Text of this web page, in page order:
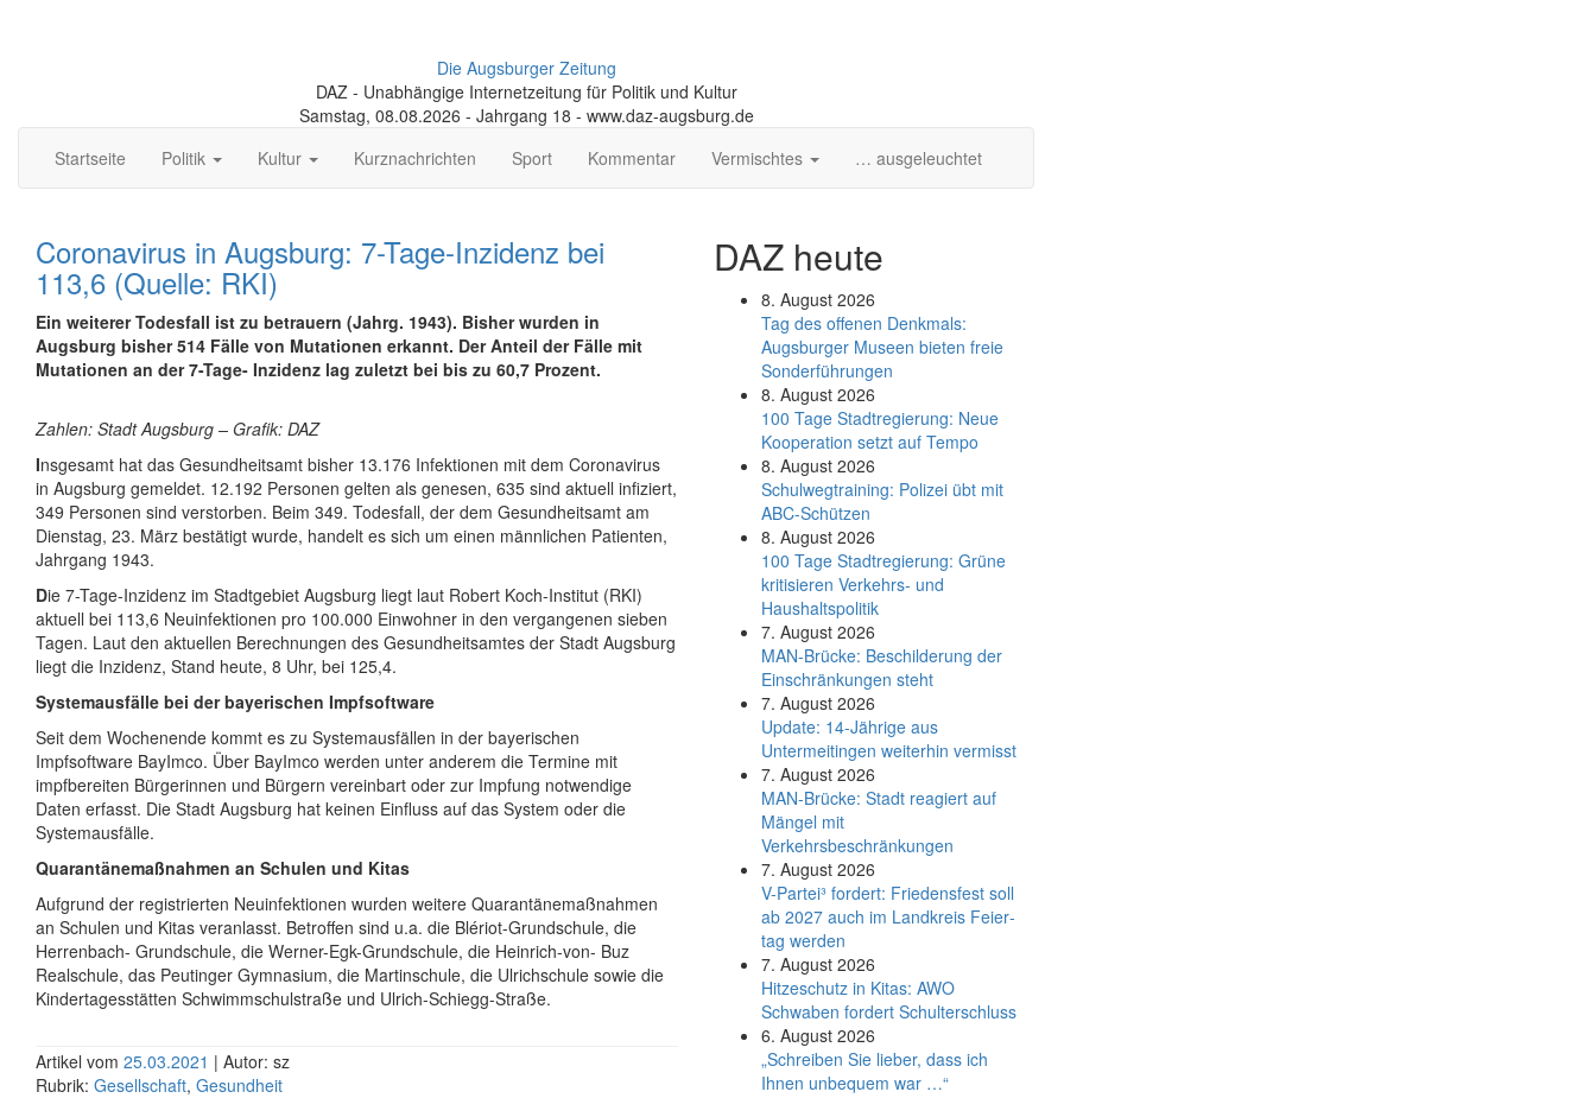
Die Augsburger Zeitung
DAZ - Unabhängige Internetzeitung für Politik und Kultur
Samstag, 08.08.2026 - Jahrgang 18 - www.daz-augsburg.de
Startseite
Politik Kultur Kurznachrichten Sport Kommentar Vermischtes … ausgeleuchtet
Coronavirus in Augsburg: 7-Tage-Inzidenz bei
113,6 (Quelle: RKI)
Ein weiterer Todesfall ist zu betrauern (Jahrg. 1943). Bisher wurden in
Augsburg bisher 514 Fälle von Mutationen erkannt. Der Anteil der Fälle mit
Mutationen an der 7-Tage- Inzidenz lag zuletzt bei bis zu 60,7 Prozent.
Zahlen: Stadt Augsburg – Grafik: DAZ
Insgesamt hat das Gesundheitsamt bisher 13.176 Infektionen mit dem Coronavirus
in Augsburg gemeldet. 12.192 Personen gelten als genesen, 635 sind aktuell infiziert,
349 Personen sind verstorben. Beim 349. Todesfall, der dem Gesundheitsamt am
Dienstag, 23. März bestätigt wurde, handelt es sich um einen männlichen Patienten,
Jahrgang 1943.
Die 7-Tage-Inzidenz im Stadtgebiet Augsburg liegt laut Robert Koch-Institut (RKI)
aktuell bei 113,6 Neuinfektionen pro 100.000 Einwohner in den vergangenen sieben
Tagen. Laut den aktuellen Berechnungen des Gesundheitsamtes der Stadt Augsburg
liegt die Inzidenz, Stand heute, 8 Uhr, bei 125,4.
Systemausfälle bei der bayerischen Impfsoftware
Seit dem Wochenende kommt es zu Systemausfällen in der bayerischen
Impfsoftware BayImco. Über BayImco werden unter anderem die Termine mit
impfbereiten Bürgerinnen und Bürgern vereinbart oder zur Impfung notwendige
Daten erfasst. Die Stadt Augsburg hat keinen Einfluss auf das System oder die
Systemausfälle.
Quarantänemaßnahmen an Schulen und Kitas
Aufgrund der registrierten Neuinfektionen wurden weitere Quarantänemaßnahmen
an Schulen und Kitas veranlasst. Betroffen sind u.a. die Blériot-Grundschule, die
Herrenbach- Grundschule, die Werner-Egk-Grundschule, die Heinrich-von- Buz
Realschule, das Peutinger Gymnasium, die Martinschule, die Ulrichschule sowie die
Kindertagesstätten Schwimmschulstraße und Ulrich-Schiegg-Straße.
Artikel vom 25.03.2021 | Autor: sz
Rubrik: Gesellschaft, Gesundheit
DAZ heute
8. August 2026
Tag des offenen Denkmals:
Augsburger Museen bieten freie
Sonderführungen
8. August 2026
100 Tage Stadtregierung: Neue
Kooperation setzt auf Tempo
8. August 2026
Schul­weg­trai­ning: Poli­zei übt mit
ABC-Schüt­zen
8. August 2026
100 Tage Stadtregierung: Grüne
kritisieren Verkehrs- und
Haushaltspolitik
7. August 2026
MAN-Brücke: Beschilderung der
Einschränkungen steht
7. August 2026
Update: 14-Jährige aus
Untermeitingen weiterhin vermisst
7. August 2026
MAN-Brücke: Stadt reagiert auf
Mängel mit
Verkehrsbeschränkungen
7. August 2026
V-Partei­³ fordert: Friedens­fest soll
ab 2027 auch im Land­kreis Feier­
tag werden
7. August 2026
Hitzeschutz in Kitas: AWO
Schwaben fordert Schulterschluss
6. August 2026
„Schreiben Sie lieber, dass ich
Ihnen unbequem war …“